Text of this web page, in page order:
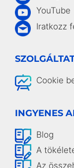
YouTube
Iratkozz
Cookie
INGYENES
Blog
A
Az